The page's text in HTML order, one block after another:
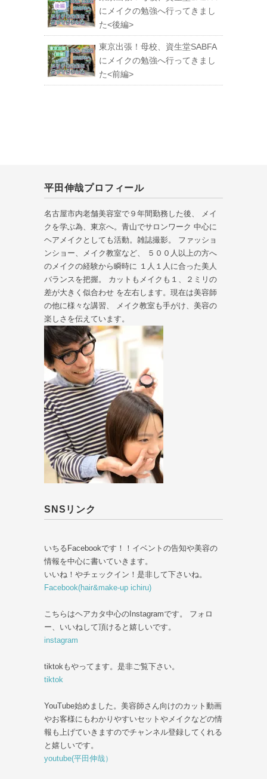
にメイクの勉強へ行ってきまし
た<後編>
東京出張！母校、資生堂SABFA
にメイクの勉強へ行ってきまし
た<前編>
平田伸哉プロフィール
名古屋市内老舗美容室で９年間勤務した後、 メイ
クを学ぶ為、東京へ。青山でサロンワーク 中心に
ヘアメイクとしても活動。雑誌撮影。 ファッショ
ンショー、メイク教室など、 ５００人以上の方へ
のメイクの経験から瞬時に １人１人に合った美人
バランスを把握。 カットもメイクも１、２ミリの
差が大きく似合わせ を左右します。現在は美容師
の他に様々な講習、 メイク教室も手がけ、美容の
楽しさを伝えています。
SNSリンク
いちるFacebookです！！イベントの告知や美容の
情報を中心に書いていきます。
いいね！やチェックイン！是非して下さいね。
Facebook(hair&make-up ichiru)
こちらはヘアカタ中心のInstagramです。 フォロ
ー、いいねして頂けると嬉しいです。
instagram
tiktokもやってます。是非ご覧下さい。
tiktok
YouTube始めました。美容師さん向けのカット動画
やお客様にもわかりやすいセットやメイクなどの情
報も上げていきますのでチャンネル登録してくれる
と嬉しいです。
youtube(平田伸哉）